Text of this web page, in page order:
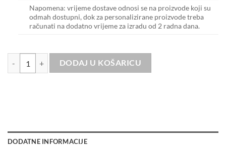
Napomena: vrijeme dostave odnosi se na proizvode koji su
odmah dostupni, dok za personalizirane proizvode treba
računati na dodatno vrijeme za izradu od 2 radna dana.
Ida Black I'm a limited edition količina
DODAJ U KOŠARICU
DODATNE INFORMACIJE